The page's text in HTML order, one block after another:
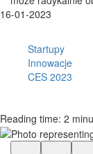
16-01-2023
Startupy
Innowacje
CES 2023
Reading time: 2